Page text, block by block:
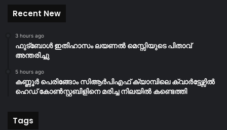
Recent New
3 hours ago
ഫുട്ബോൾ ഇതിഹാസം ലയണൽ മെസ്സിയുടെ പിതാവ്
അന്തരിച്ചു
5 hours ago
കണ്ണൂർ പെരിങ്ങോം സിആർപിഎഫ് ക്യാമ്പിലെ ക്വാർട്ടേഴ്സിൽ
ഹെഡ് കോൺസ്റ്റബിളിനെ മരിച്ച നിലയിൽ കണ്ടെത്തി
Tags